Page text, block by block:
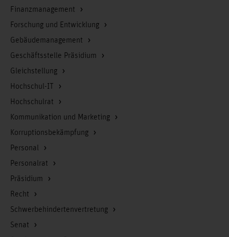
Finanzmanagement
Forschung und Entwicklung
Gebäudemanagement
Geschäftsstelle Präsidium
Gleichstellung
Hochschul-IT
Hochschulrat
Kommunikation und Marketing
Korruptionsbekämpfung
Personal
Personalrat
Präsidium
Recht
Schwerbehindertenvertretung
Senat